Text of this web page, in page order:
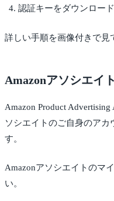
認証キーをダウンロー
詳しい手順を画像付きで見
Amazonアソシエイ
Amazon Product
ソシエイトのご自身のアカ
す。
Amazonアソシエイトのマ
い。